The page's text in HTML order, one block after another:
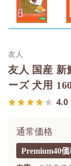
友人 国産 新
ーズ 犬用
4.0
Premium40
通常価格
友人